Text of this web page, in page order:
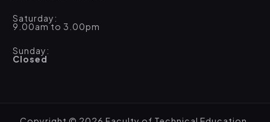
Saturday:
9.00am to 3.00pm
Sunday:
Closed